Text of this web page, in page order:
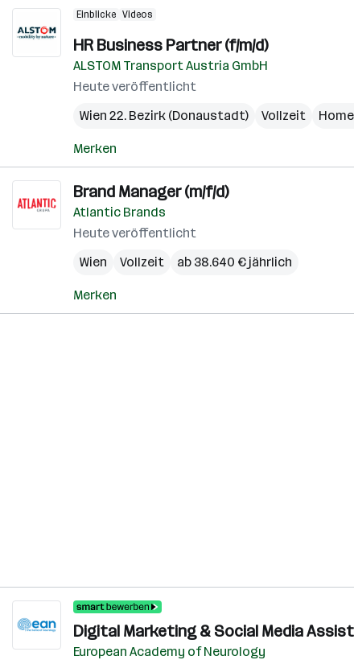
Einblicke Videos
HR Business Partner (f/m/d)
ALSTOM Transport Austria GmbH
Heute veröffentlicht
Wien 22. Bezirk (Donaustadt)
Vollzeit
Merken
Brand Manager (m/f/d)
Atlantic Brands
Heute veröffentlicht
Wien
Vollzeit ab 38.640 € jährlich
Merken
Digital Marketing & Social Media
European Academy of Neurology